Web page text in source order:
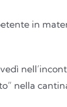
in
nella